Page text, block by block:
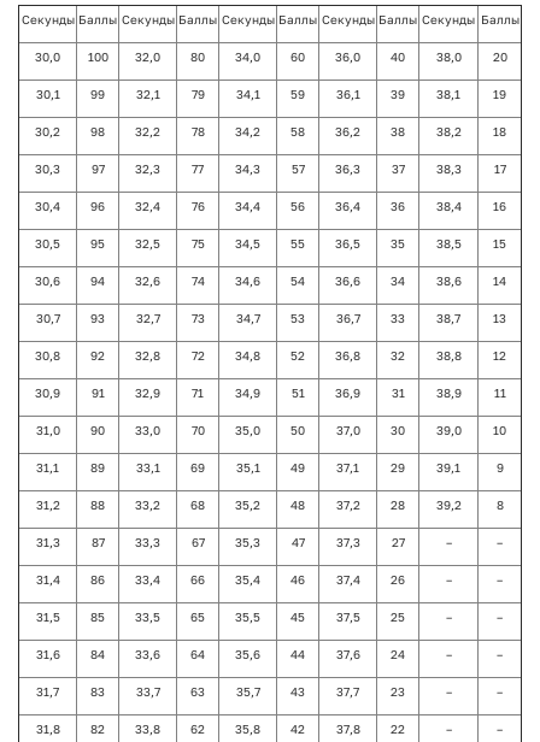
Секунды Баллы Секунды Баллы Секунды Баллы Секунды Баллы Секунды Баллы
30,0 100 32,0 80 34,0 60 36,0 40 38,0 20
30,1 99 32,1 79 34,1 59 36,1 39 38,1 19
30,2 98 32,2 78 34,2 58 36,2 38 38,2 18
30,3 97 32,3 77 34,3 57 36,3 37 38,3 17
30,4 96 32,4 76 34,4 56 36,4 36 38,4 16
30,5 95 32,5 75 34,5 55 36,5 35 38,5 15
30,6 94 32,6 74 34,6 54 36,6 34 38,6 14
30,7 93 32,7 73 34,7 53 36,7 33 38,7 13
30,8 92 32,8 72 34,8 52 36,8 32 38,8 12
30,9 91 32,9 71 34,9 51 36,9 31 38,9 11
31,0 90 33,0 70 35,0 50 37,0 30 39,0 10
31,1 89 33,1 69 35,1 49 37,1 29 39,1 9
31,2 88 33,2 68 35,2 48 37,2 28 39,2 8
31,3 87 33,3 67 35,3 47 37,3 27 – –
31,4 86 33,4 66 35,4 46 37,4 26 – –
31,5 85 33,5 65 35,5 45 37,5 25 – –
31,6 84 33,6 64 35,6 44 37,6 24 – –
31,7 83 33,7 63 35,7 43 37,7 23 – –
31,8 82 33,8 62 35,8 42 37,8 22 – –